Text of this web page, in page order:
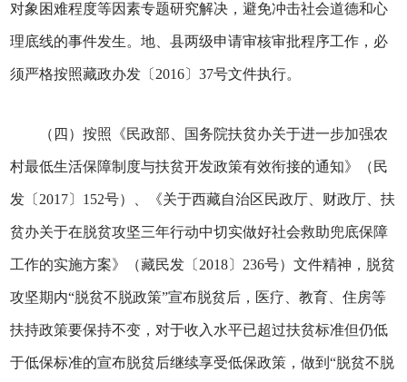
对象困难程度等因素专题研究解决，避免冲击社会道德和心
理底线的事件发生。地、县两级申请审核审批程序工作，必
须严格按照藏政办发〔2016〕37号文件执行。
（四）按照《民政部、国务院扶贫办关于进一步加强农
村最低生活保障制度与扶贫开发政策有效衔接的通知》（民
发〔2017〕152号）、《关于西藏自治区民政厅、财政厅、扶
贫办关于在脱贫攻坚三年行动中切实做好社会救助兜底保障
工作的实施方案》（藏民发〔2018〕236号）文件精神，脱贫
攻坚期内“脱贫不脱政策”宣布脱贫后，医疗、教育、住房等
扶持政策要保持不变，对于收入水平已超过扶贫标准但仍低
于低保标准的宣布脱贫后继续享受低保政策，做到“脱贫不脱